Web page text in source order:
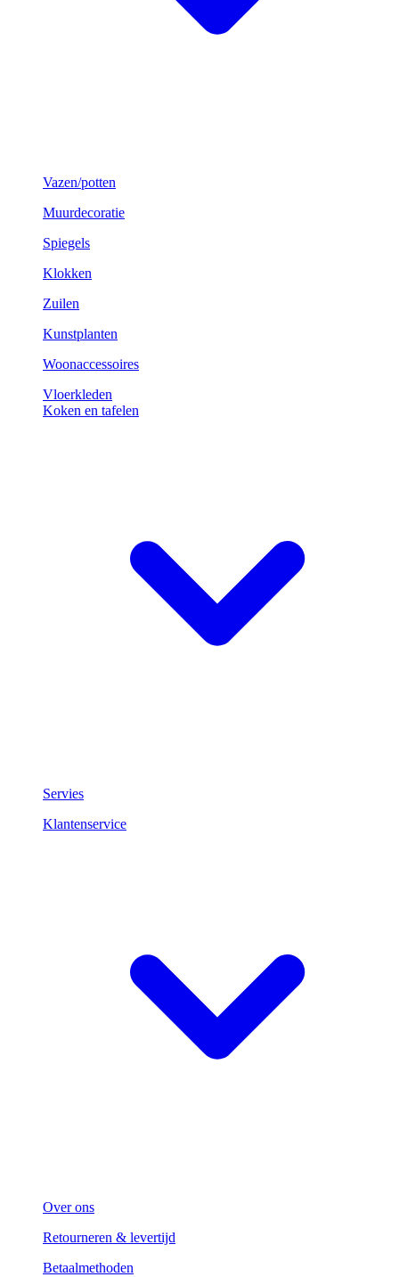
Vazen/potten
Muurdecoratie
Spiegels
Klokken
Zuilen
Kunstplanten
Woonaccessoires
Vloerkleden
Koken en tafelen
Servies
Klantenservice
Over ons
Retourneren & levertijd
Betaalmethoden